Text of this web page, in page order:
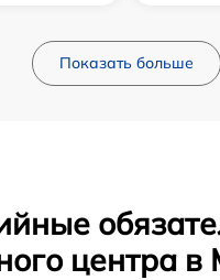
Показать больше
центра в